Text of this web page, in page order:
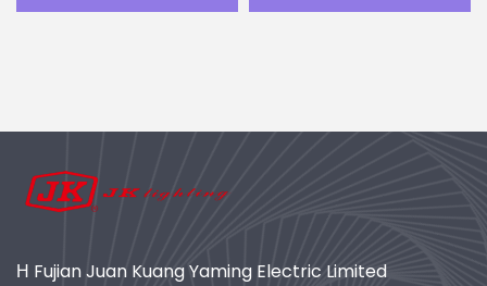
Πλήρους Φάσης για Φυτά
Κασαρά
Κατασκευή 100W 125W
Η Fujian Juan Kuang Yaming Electric Limited